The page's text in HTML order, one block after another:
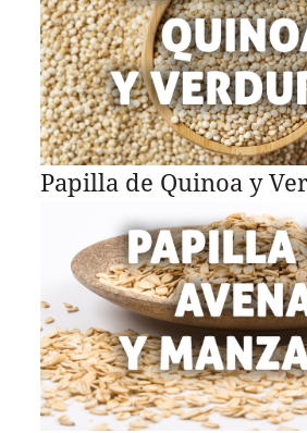
Papilla de Quinoa y